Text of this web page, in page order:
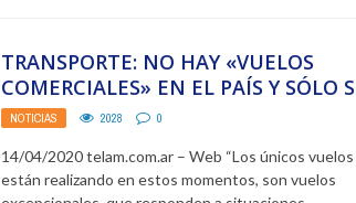
TRANSPORTE: NO HAY «VUELOS
COMERCIALES» EN EL PAÍS Y SÓLO
HABILITAN «VUELOS ESPECIALES»
NOTICIAS 2028 0
14/04/2020 telam.com.ar – Web “Los únicos
están realizando en estos momentos, son vuelos